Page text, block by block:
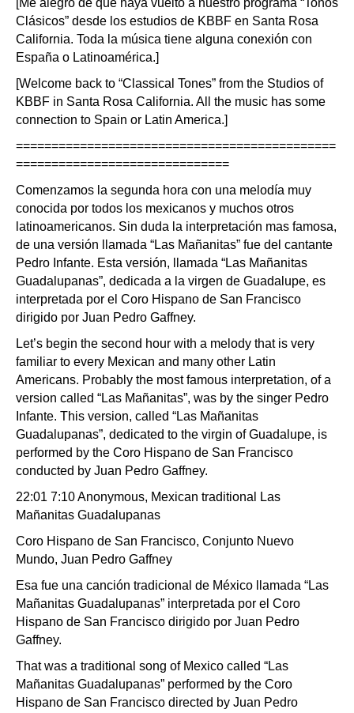
[Me alegro de que haya vuelto a nuestro programa “Tonos
Clásicos” desde los estudios de KBBF en Santa Rosa
California. Toda la música tiene alguna conexión con
España o Latinoamérica.]
[Welcome back to “Classical Tones” from the Studios of
KBBF in Santa Rosa California. All the music has some
connection to Spain or Latin America.]
=============================================
==============================
Comenzamos la segunda hora con una melodía muy
conocida por todos los mexicanos y muchos otros
latinoamericanos. Sin duda la interpretación mas famosa,
de una versión llamada “Las Mañanitas” fue del cantante
Pedro Infante. Esta versión, llamada “Las Mañanitas
Guadalupanas”, dedicada a la virgen de Guadalupe, es
interpretada por el Coro Hispano de San Francisco
dirigido por Juan Pedro Gaffney.
Let’s begin the second hour with a melody that is very
familiar to every Mexican and many other Latin
Americans. Probably the most famous interpretation, of a
version called “Las Mañanitas”, was by the singer Pedro
Infante. This version, called “Las Mañanitas
Guadalupanas”, dedicated to the virgin of Guadalupe, is
performed by the Coro Hispano de San Francisco
conducted by Juan Pedro Gaffney.
22:01 7:10 Anonymous, Mexican traditional Las
Mañanitas Guadalupanas
Coro Hispano de San Francisco, Conjunto Nuevo
Mundo, Juan Pedro Gaffney
Esa fue una canción tradicional de México llamada “Las
Mañanitas Guadalupanas” interpretada por el Coro
Hispano de San Francisco dirigido por Juan Pedro
Gaffney.
That was a traditional song of Mexico called “Las
Mañanitas Guadalupanas” performed by the Coro
Hispano de San Francisco directed by Juan Pedro